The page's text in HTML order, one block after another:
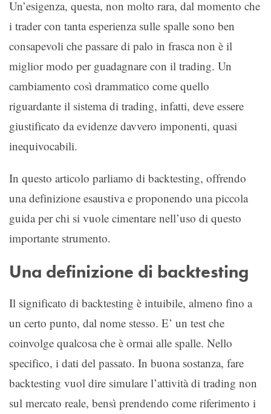
Un’esigenza, questa, non molto rara, dal momento che
i trader con tanta esperienza sulle spalle sono ben
consapevoli che passare di palo in frasca non è il
miglior modo per guadagnare con il trading. Un
cambiamento così drammatico come quello
riguardante il sistema di trading, infatti, deve essere
giustificato da evidenze davvero imponenti, quasi
inequivocabili.
In questo articolo parliamo di backtesting, offrendo
una definizione esaustiva e proponendo una piccola
guida per chi si vuole cimentare nell’uso di questo
importante strumento.
Una definizione di backtesting
Il significato di backtesting è intuibile, almeno fino a
un certo punto, dal nome stesso. E’ un test che
coinvolge qualcosa che è ormai alle spalle. Nello
specifico, i dati del passato. In buona sostanza, fare
backtesting vuol dire simulare l’attività di trading non
sul mercato reale, bensì prendendo come riferimento i